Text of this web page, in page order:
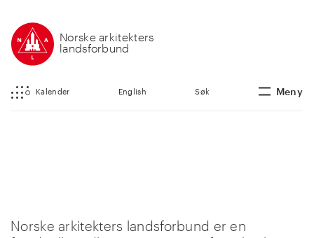
Norske arkitekters
landsforbund
Kalender English Søk Meny
Norske arkitekters landsforbund er en